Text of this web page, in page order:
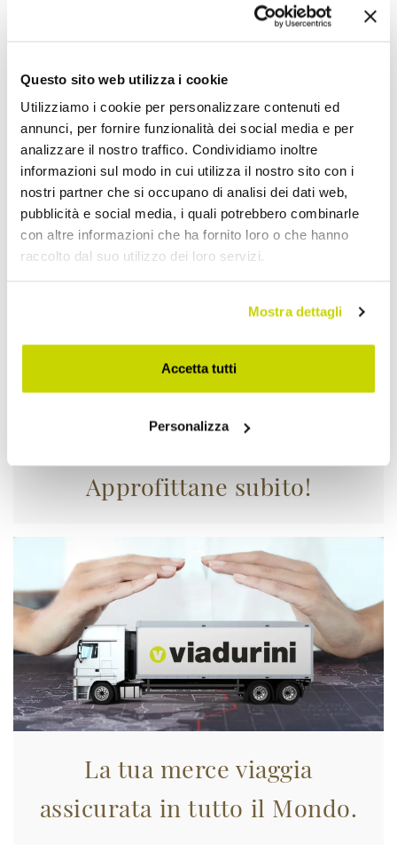
Questo sito web utilizza i cookie
Utilizziamo i cookie per personalizzare contenuti ed
annunci, per fornire funzionalità dei social media e per
analizzare il nostro traffico. Condividiamo inoltre
informazioni sul modo in cui utilizza il nostro sito con i
nostri partner che si occupano di analisi dei dati web,
pubblicità e social media, i quali potrebbero combinarle
con altre informazioni che ha fornito loro o che hanno
raccolto dal suo utilizzo dei loro servizi.
Mostra dettagli
Accetta tutti
Personalizza
Approfittane subito!
La tua merce viaggia
assicurata in tutto il Mondo.